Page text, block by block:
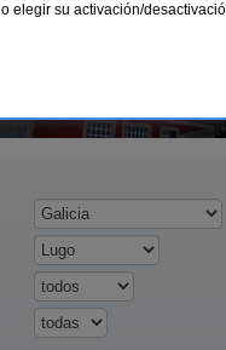
o elegir su activación/